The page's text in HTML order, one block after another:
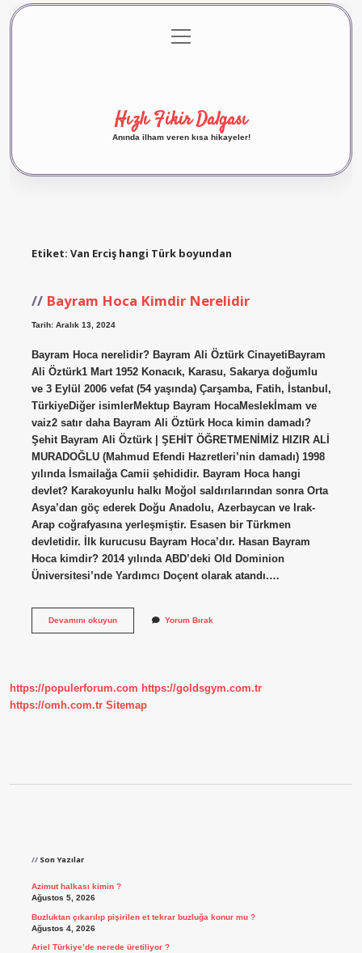
Gizlilik Politikası
menüyü
aç
Hızlı Fikir Dalgası
Anında ilham veren kısa hikayeler!
Etiket: Van Erciş hangi Türk boyundan
Bayram Hoca Kimdir Nerelidir
Tarih: Aralık 13, 2024
Bayram Hoca nerelidir? Bayram Ali Öztürk CinayetiBayram
Ali Öztürk1 Mart 1952 Konacık, Karasu, Sakarya doğumlu
ve 3 Eylül 2006 vefat (54 yaşında) Çarşamba, Fatih, İstanbul,
TürkiyeDiğer isimlerMektup Bayram HocaMeslekİmam ve
vaiz2 satır daha Bayram Ali Öztürk Hoca kimin damadı?
Şehit Bayram Ali Öztürk | ŞEHİT ÖĞRETMENİMİZ HIZIR ALİ
MURADOĞLU (Mahmud Efendi Hazretleri’nin damadı) 1998
yılında İsmailağa Camii şehididir. Bayram Hoca hangi
devlet? Karakoyunlu halkı Moğol saldırılarından sonra Orta
Asya’dan göç ederek Doğu Anadolu, Azerbaycan ve Irak-
Arap coğrafyasına yerleşmiştir. Esasen bir Türkmen
devletidir. İlk kurucusu Bayram Hoca’dır. Hasan Bayram
Hoca kimdir? 2014 yılında ABD’deki Old Dominion
Üniversitesi’nde Yardımcı Doçent olarak atandı.…
Devamını okuyunBayram
Yorum Bırak
https://populerforum.com https://goldsgym.com.tr
https://omh.com.tr Sitemap
Son Yazılar
Azimut halkası kimin ?
Ağustos 5, 2026
Buzluktan çıkarılıp pişirilen et tekrar buzluğa konur mu ?
Ağustos 4, 2026
Ariel Türkiye’de nerede üretiliyor ?